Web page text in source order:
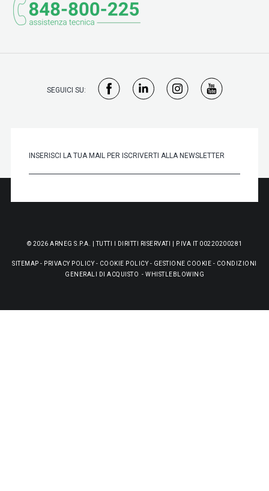
SEGUICI SU:
© 2026 ARNEG S.P.A. | TUTTI I DIRITTI RISERVATI | P.IVA IT 00220200281
SITEMAP - PRIVACY POLICY- COOKIE POLICY- GESTIONE COOKIE - CONDIZIONI
GENERALI DI ACQUISTO - WHISTLEBLOWING